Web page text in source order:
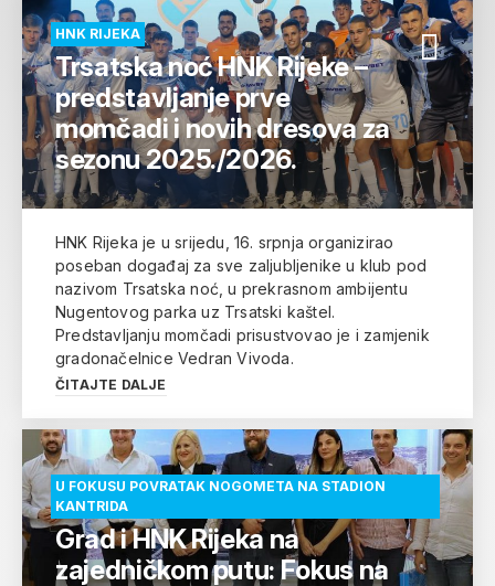
HNK RIJEKA
Trsatska noć HNK Rijeke –
predstavljanje prve
momčadi i novih dresova za
sezonu 2025./2026.
HNK Rijeka je u srijedu, 16. srpnja organizirao
poseban događaj za sve zaljubljenike u klub pod
nazivom Trsatska noć, u prekrasnom ambijentu
Nugentovog parka uz Trsatski kaštel.
Predstavljanju momčadi prisustvovao je i zamjenik
gradonačelnice Vedran Vivoda.
ČITAJTE DALJE
U FOKUSU POVRATAK NOGOMETA NA STADION
KANTRIDA
Grad i HNK Rijeka na
zajedničkom putu: Fokus na